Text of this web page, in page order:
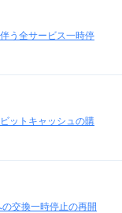
う全サービス一時停
ットキャッシュの購
交換一時停止の再開